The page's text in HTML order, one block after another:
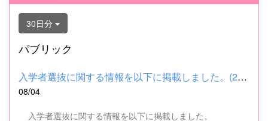
30日分
パブリック
入学者選抜に関する情報を以下に掲載しました。(2026.8.4) ■令和...
08/04
入学者選抜に関する情報を以下に掲載しました。